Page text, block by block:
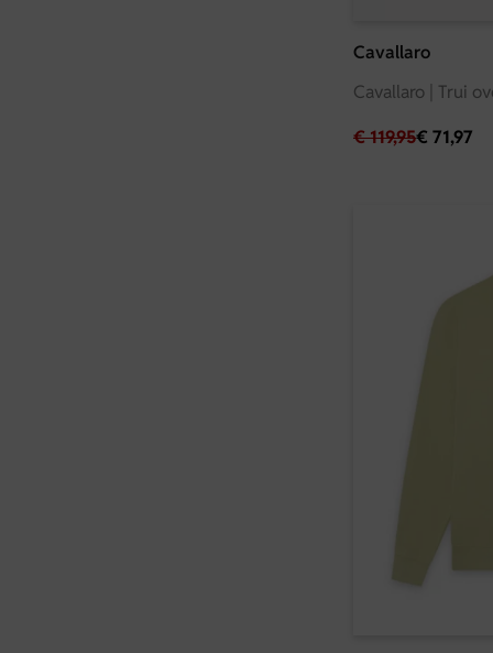
Cavallaro
Cavallaro | Trui
€119,95€ 71,97